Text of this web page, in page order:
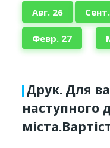
Авг. 26
Февр. 27
Друк. Для
наступного